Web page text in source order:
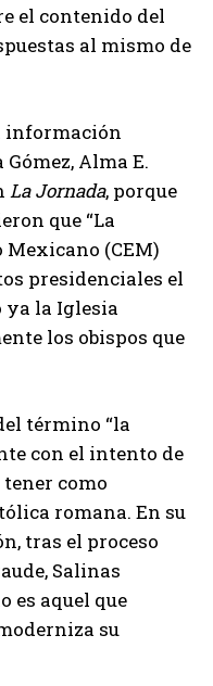
el contenido del
al mismo de
información
Alma E.
La Jornada, porque
que “La
Mexicano (CEM)
presidenciales el
ya la Iglesia
los obispos que
término “la
con el intento de
como
romana. En su
tras el proceso
Salinas
es aquel que
su